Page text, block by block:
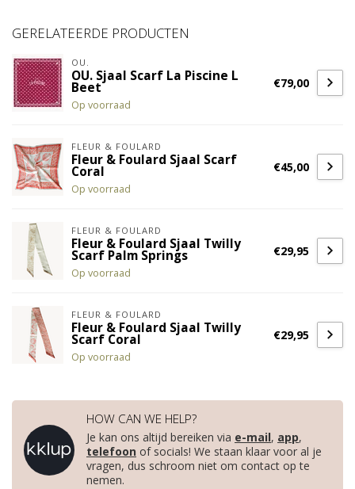
GERELATEERDE PRODUCTEN
OU.
OU. Sjaal Scarf La Piscine L
Beet
Op voorraad
€79,00
FLEUR & FOULARD
Fleur & Foulard Sjaal Scarf
Coral
Op voorraad
€45,00
FLEUR & FOULARD
Fleur & Foulard Sjaal Twilly
Scarf Palm Springs
Op voorraad
€29,95
FLEUR & FOULARD
Fleur & Foulard Sjaal Twilly
Scarf Coral
Op voorraad
€29,95
HOW CAN WE HELP?
Je kan ons altijd bereiken via e-mail, app,
telefoon of socials! We staan klaar voor al je
vragen, dus schroom niet om contact op te
nemen.